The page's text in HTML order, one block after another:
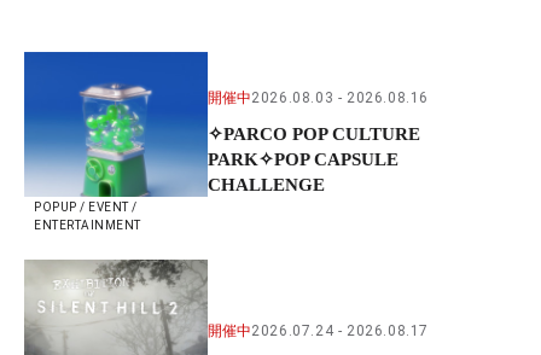
POPUP / EVENT /
ENTERTAINMENT
開催中2026.08.03 2026.08.16
✧PARCO POP CULTURE
PARK✧POP CAPSULE
CHALLENGE
開催中2026.07.24 2026.08.17